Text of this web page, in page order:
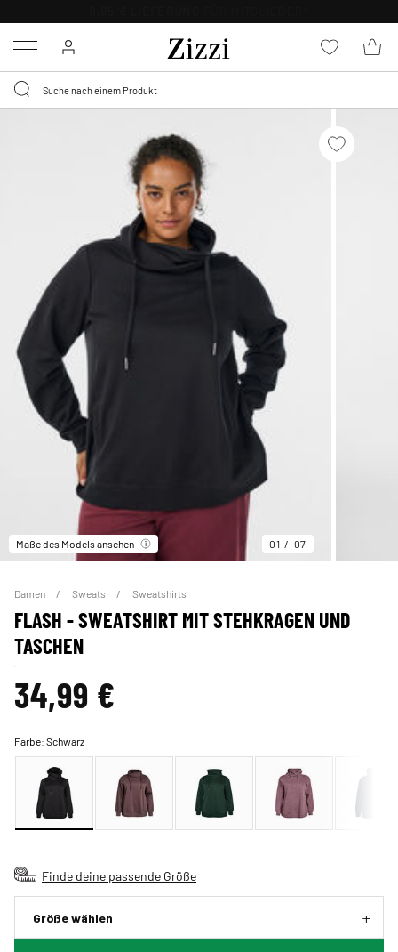
Menu
Maße des Models ansehen 01 07
Damen Sweats Sweatshirts
FLASH - SWEATSHIRT MIT STEHKRAGEN UND
TASCHEN
34,99 €
Farbe:Schwarz
Finde deine passende Größe
Größe wählen